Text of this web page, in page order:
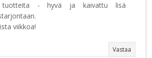
tuotteita - hyvä ja kaivattu lisä
viikkoa!
Vastaa